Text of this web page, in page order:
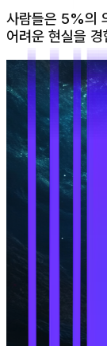
사람들은 5%의
어려운 현실을